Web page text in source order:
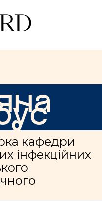
кафедри
інфекційних